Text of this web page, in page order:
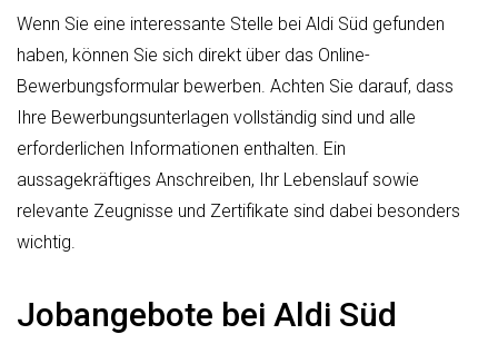
Wenn Sie eine interessante Stelle bei Aldi Süd gefunden
haben, können Sie sich direkt über das Online-
Bewerbungsformular bewerben. Achten Sie darauf, dass
Ihre Bewerbungsunterlagen vollständig sind und alle
erforderlichen Informationen enthalten. Ein
aussagekräftiges Anschreiben, Ihr Lebenslauf sowie
relevante Zeugnisse und Zertifikate sind dabei besonders
wichtig.
Jobangebote bei Aldi Süd